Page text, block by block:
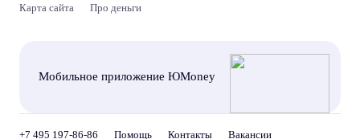
Карта сайта Про деньги
Мобильное приложение ЮMoney
+7 495 197-86-86 Помощь Контакты Вакансии